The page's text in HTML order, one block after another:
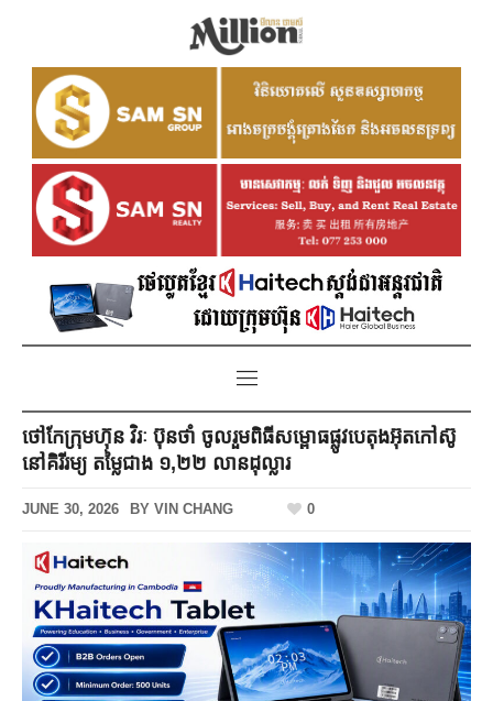
ថៅកែក្រុមហ៊ុន វិរៈ ប៊ុនថាំ ចូលរួមពិធីសម្ពោធផ្លូវបេតុងអ៊ុតកៅស៊ូ
នៅគិរីរម្យ តម្លៃជាង ១,២២ លានដុល្លារ
JUNE 30, 2026 BY VIN CHANG 0